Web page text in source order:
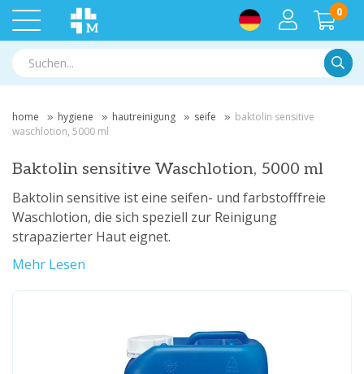
0
home hygiene hautreinigung seife
baktolin sensitive
waschlotion, 5000 ml
Baktolin sensitive Waschlotion, 5000 ml
Baktolin sensitive ist eine seifen- und farbstofffreie
Waschlotion, die sich speziell zur Reinigung
strapazierter Haut eignet.
Mehr Lesen